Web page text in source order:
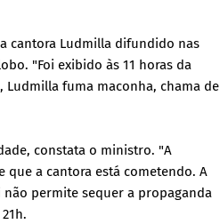
cantora Ludmilla difundido nas
"Foi exibido às 11 horas da
Ludmilla fuma maconha, chama de
constata o ministro. "A
que a cantora está cometendo. A
não permite sequer a propaganda